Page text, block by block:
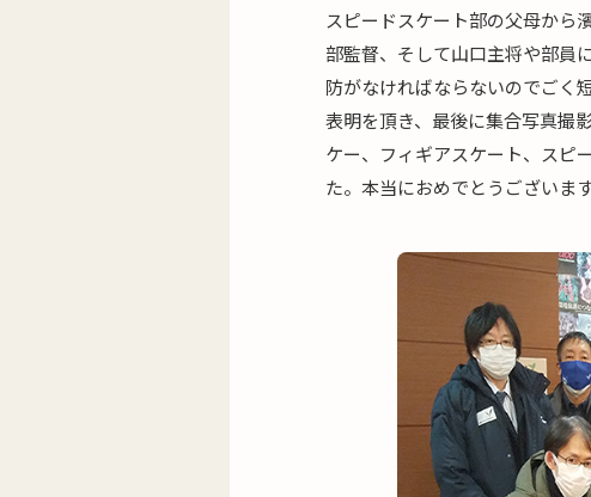
スピードスケート部の父母から
部監督、そして山口主将や部員
防がなければならないのでごく
表明を頂き、最後に集合写真撮
ケー、フィギアスケート、スピ
た。本当におめでとうございま